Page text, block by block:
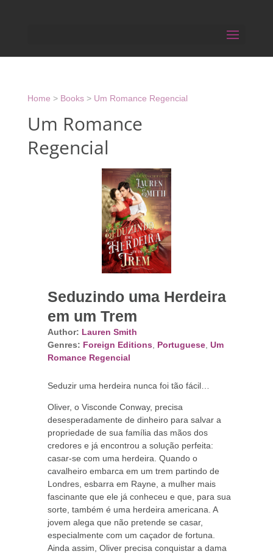
Home > Books> Um Romance Regencial
Um Romance
Regencial
Seduzindo uma Herdeira
em um Trem
Author: Lauren Smith
Genres: Foreign Editions Portuguese, Um
Romance Regencial
Seduzir uma herdeira nunca foi tão fácil…
Oliver, o Visconde Conway, precisa
desesperadamente de dinheiro para salvar a
propriedade de sua família das mãos dos
credores e já encontrou a solução perfeita:
casar-se com uma herdeira. Quando o
cavalheiro embarca em um trem partindo de
Londres, esbarra em Rayne, a mulher mais
fascinante que ele já conheceu e que, para sua
sorte, também é uma herdeira americana. A
jovem alega que não pretende se casar,
especialmente com um caçador de fortuna.
Ainda assim, Oliver precisa conquistar a dama